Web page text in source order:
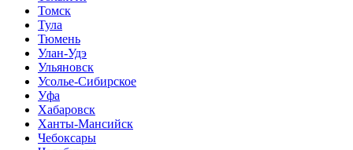
Томск
Тула
Тюмень
Улан-Удэ
Ульяновск
Усолье-Сибирское
Уфа
Хабаровск
Ханты-Мансийск
Чебоксары